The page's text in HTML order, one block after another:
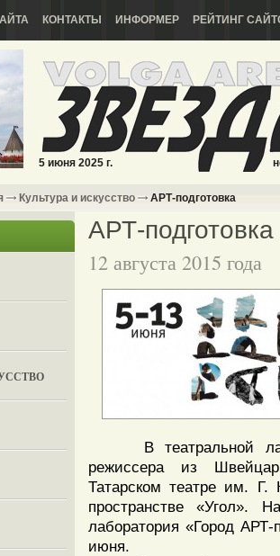
КОНТАКТЫ ИНФОРМЕР РЕЙТИНГ
5 июня 2025 г.
Культура и искусство АРТ-подготовка
АРТ-подготовка
12 августа 2015 года
В театральной
режиссера из
Татарском театре им. Г.
пространстве «Угол».
лаборатория «Город АРТ-
июня.